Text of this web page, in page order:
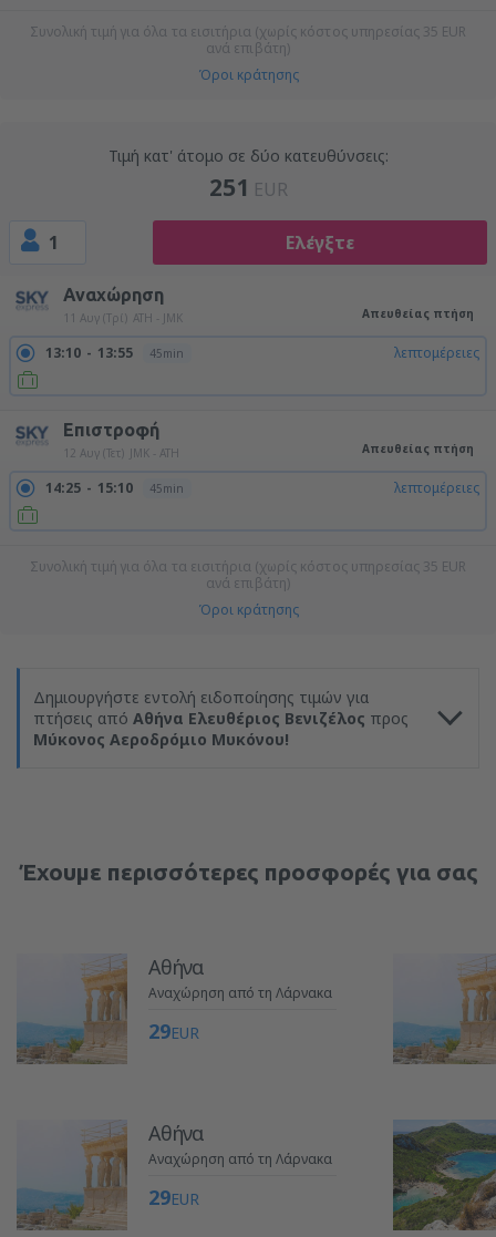
Συνολική τιμή για όλα τα εισιτήρια (χωρίς κόστος υπηρεσίας 35 EUR
ανά επιβάτη)
Όροι κράτησης
Τιμή κατ' άτομο σε δύο κατευθύνσεις:
251 EUR
1 Ελέγξτε
Αναχώρηση
11 Αυγ (Τρί) ATH - JMK Απευθείας πτήση
13:10 13:55 45min λεπτομέρειες
Επιστροφή
12 Αυγ (Τετ) JMK - ATH Απευθείας πτήση
14:25 15:10 45min λεπτομέρειες
Συνολική τιμή για όλα τα εισιτήρια (χωρίς κόστος υπηρεσίας 35 EUR
ανά επιβάτη)
Όροι κράτησης
Δημιουργήστε εντολή ειδοποίησης τιμών για
πτήσεις από Αθήνα Ελευθέριος Βενιζέλος προς
Μύκονος Αεροδρόμιο Μυκόνου!
Έχουμε περισσότερες προσφορές για σας
Αθήνα
Αναχώρηση από τη Λάρνακα
29EUR
Αθήνα
Αναχώρηση από τη Λάρνακα
29EUR